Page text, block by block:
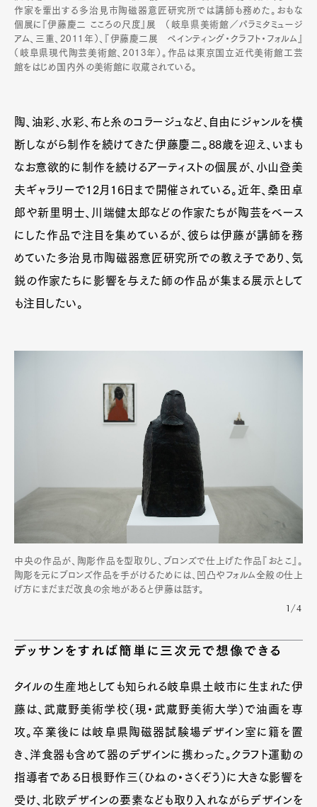
作家を輩出する多治見市陶磁器意匠研究所では講師も務めた。おもな
個展に『伊藤慶二 こころの尺度』展 （岐阜県美術館／パラミタミュージ
アム、三重、2011年）、『伊藤慶二展 ペインティング・クラフト・フォルム』
（岐阜県現代陶芸美術館、2013年）。作品は東京国立近代美術館工芸
館をはじめ国内外の美術館に収蔵されている。
陶、油彩、水彩、布と糸のコラージュなど、自由にジャンルを横
断しながら制作を続けてきた伊藤慶二。88歳を迎え、いまも
なお意欲的に制作を続けるアーティストの個展が、小山登美
夫ギャラリーで12月16日まで開催されている。近年、桑田卓
郎や新里明士、川端健太郎などの作家たちが陶芸をベース
にした作品で注目を集めているが、彼らは伊藤が講師を務
めていた多治見市陶磁器意匠研究所での教え子であり、気
鋭の作家たちに影響を与えた師の作品が集まる展示として
も注目したい。
中央の作品が、陶彫作品を型取りし、ブロンズで仕上げた作品『おとこ』。
陶彫を元にブロンズ作品を手がけるためには、凹凸やフォルム全般の仕上
げ方にまだまだ改良の余地があると伊藤は話す。
1/4
デッサンをすれば簡単に三次元で想像できる
タイルの生産地としても知られる岐阜県土岐市に生まれた伊
藤は、武蔵野美術学校（現・武蔵野美術大学）で油画を専
攻。卒業後には岐阜県陶磁器試験場デザイン室に籍を置
き、洋食器も含めて器のデザインに携わった。クラフト運動の
指導者である日根野作三（ひねの・さくぞう）に大きな影響を
受け、北欧デザインの要素なども取り入れながらデザインを